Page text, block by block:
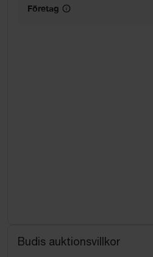
Företag
Budis auktionsvillkor